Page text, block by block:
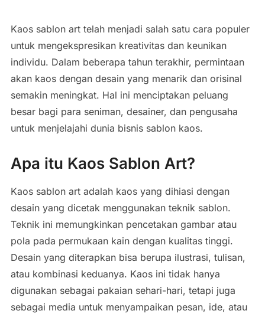
Kaos sablon art telah menjadi salah satu cara populer
untuk mengekspresikan kreativitas dan keunikan
individu. Dalam beberapa tahun terakhir, permintaan
akan kaos dengan desain yang menarik dan orisinal
semakin meningkat. Hal ini menciptakan peluang
besar bagi para seniman, desainer, dan pengusaha
untuk menjelajahi dunia bisnis sablon kaos.
Apa itu Kaos Sablon Art?
Kaos sablon art adalah kaos yang dihiasi dengan
desain yang dicetak menggunakan teknik sablon.
Teknik ini memungkinkan pencetakan gambar atau
pola pada permukaan kain dengan kualitas tinggi.
Desain yang diterapkan bisa berupa ilustrasi, tulisan,
atau kombinasi keduanya. Kaos ini tidak hanya
digunakan sebagai pakaian sehari-hari, tetapi juga
sebagai media untuk menyampaikan pesan, ide, atau